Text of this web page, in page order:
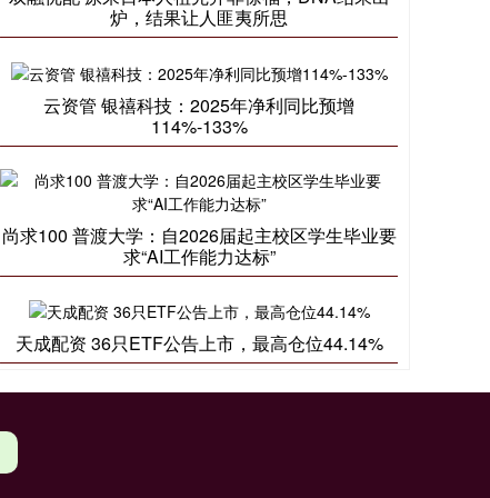
炉，结果让人匪夷所思
云资管 银禧科技：2025年净利同比预增
114%-133%
尚求100 普渡大学：自2026届起主校区学生毕业要
求“AI工作能力达标”
天成配资 36只ETF公告上市，最高仓位44.14%